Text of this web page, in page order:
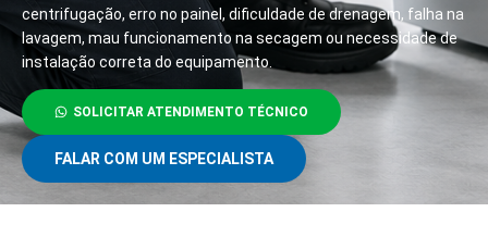
centrifugação, erro no painel, dificuldade de drenagem, falha na
lavagem, mau funcionamento na secagem ou necessidade de
instalação correta do equipamento.
SOLICITAR ATENDIMENTO TÉCNICO
FALAR COM UM ESPECIALISTA